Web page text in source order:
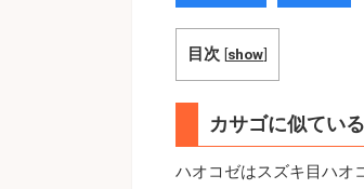
目次 [show]
カサゴに似てい
ハオコゼはスズキ目ハオ